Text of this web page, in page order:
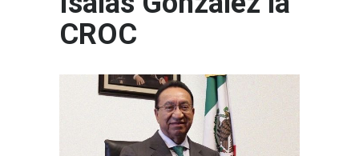
CROC